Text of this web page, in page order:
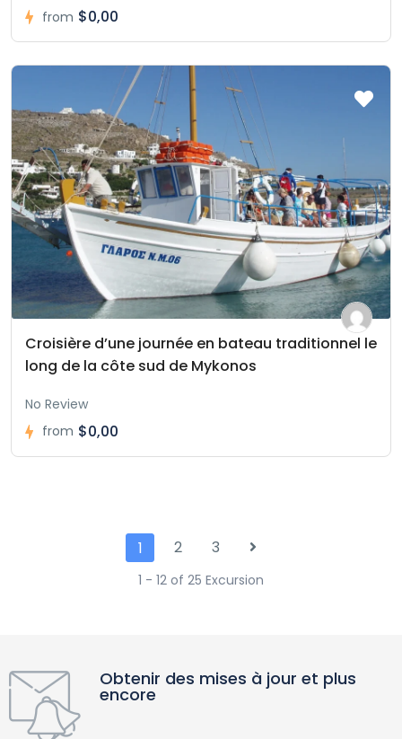
from $0,00
Croisière d’une journée en bateau traditionnel le
long de la côte sud de Mykonos
No Review
from $0,00
1 2 3
1 - 12 of 25 Excursion
Obtenir des mises à jour et plus
encore